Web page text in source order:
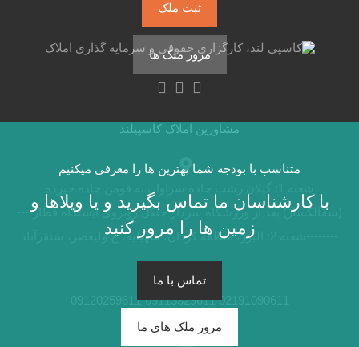
ثبت ملک
مرور ملک ها
متناسب با بودجه شما بهترین ها را معرفی میکنیم
با کارشناسان ما تماس بگیرید و یا ویلاها و
زمین ها را مرور کنید
تماس با ما
مرور ملک های ما
مشاورین املاک کاسپیلند
(سقالکسار) بعد از ورزشگاه سردار جنگل روبروی ایستگاه قطار----
02191090611 09120259611-09113329611